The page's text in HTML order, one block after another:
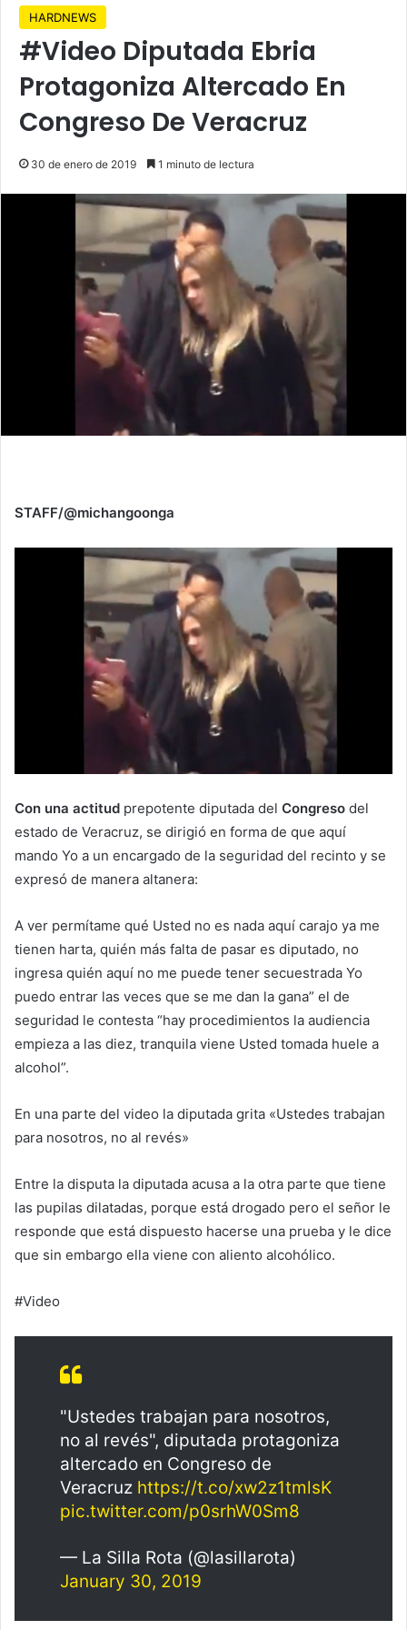
HARDNEWS
#Video Diputada Ebria
Protagoniza Altercado En
Congreso De Veracruz
30 de enero de 2019 1 minuto de lectura
STAFF/@michangoonga
Con una actitud prepotente diputada del Congreso del
estado de Veracruz, se dirigió en forma de que aquí
mando Yo a un encargado de la seguridad del recinto y se
expresó de manera altanera:
A ver permítame qué Usted no es nada aquí carajo ya me
tienen harta, quién más falta de pasar es diputado, no
ingresa quién aquí no me puede tener secuestrada Yo
puedo entrar las veces que se me dan la gana” el de
seguridad le contesta “hay procedimientos la audiencia
empieza a las diez, tranquila viene Usted tomada huele a
alcohol”.
En una parte del video la diputada grita «Ustedes trabajan
para nosotros, no al revés»
Entre la disputa la diputada acusa a la otra parte que tiene
las pupilas dilatadas, porque está drogado pero el señor le
responde que está dispuesto hacerse una prueba y le dice
que sin embargo ella viene con aliento alcohólico.
#Video
"Ustedes trabajan para nosotros,
no al revés", diputada protagoniza
altercado en Congreso de
Veracruz https://t.co/xw2z1tmlsK
pic.twitter.com/p0srhW0Sm8
— La Silla Rota (@lasillarota)
January 30, 2019